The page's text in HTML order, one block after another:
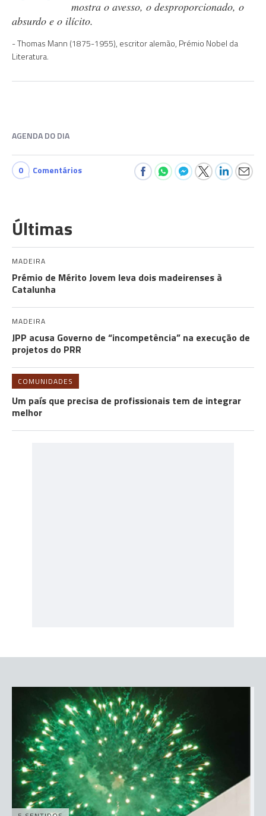
mostra o avesso, o desproporcionado, o
absurdo e o ilícito.
Thomas Mann (1875-1955), escritor alemão, Prémio Nobel da
Literatura.
AGENDA DO DIA
0 Comentários
Últimas
MADEIRA
Prémio de Mérito Jovem leva dois madeirenses à
Catalunha
MADEIRA
JPP acusa Governo de “incompetência” na execução de
projetos do PRR
COMUNIDADES
Um país que precisa de profissionais tem de integrar
melhor